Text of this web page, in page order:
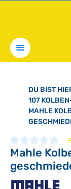
DU BIST
107
MAHLE
Durchschnittliche
Mahle